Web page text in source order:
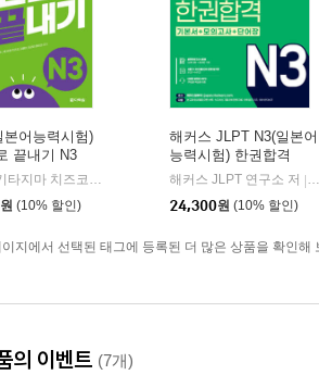
본어능력시험)
끝내기 N3
이치우,기타지마 치즈코,김윤선,도리이 마이코 저 | 다락원
원 (10% 할인)
해커스 JLPT N3(일본어
능력시험) 한권합격
해커스 JLPT 연구소 저
24,300원 (10% 할인)
이지에서 선택된 태그에 등록된 더 많은 상품을 확인해
의 이벤트 (7개)